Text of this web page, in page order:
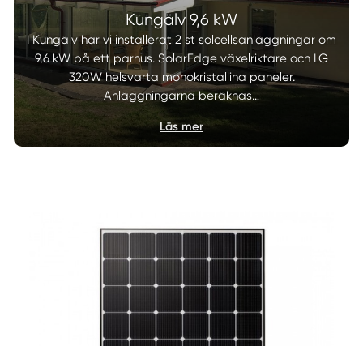
Kungälv 9,6 kW
I Kungälv har vi installerat 2 st solcellsanläggningar om
9,6 kW på ett parhus. SolarEdge växelriktare och LG
320W helsvarta monokristallina paneler.
Anläggningarna beräknas…
Läs mer